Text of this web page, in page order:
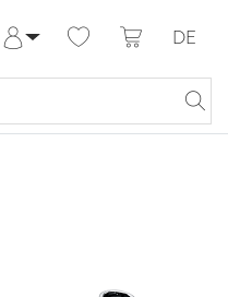
Meine Bestellungen
DE